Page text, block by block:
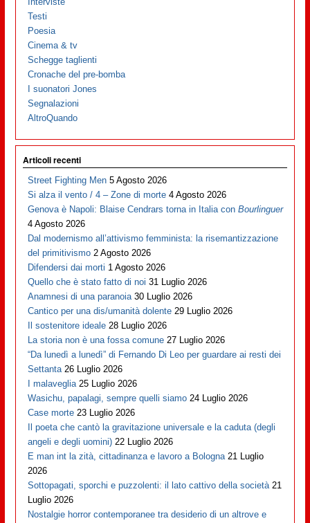
Testi
Poesia
Cinema & tv
Schegge taglienti
Cronache del pre-bomba
I suonatori Jones
Segnalazioni
AltroQuando
Articoli recenti
Street Fighting Men 5 Agosto 2026
Si alza il vento / 4 – Zone di morte 4 Agosto 2026
Genova è Napoli: Blaise Cendrars torna in Italia conBourlinguer
4 Agosto 2026
Dal modernismo all’attivismo femminista: la risemantizzazione
del primitivismo 2 Agosto 2026
Difendersi dai morti 1 Agosto 2026
Quello che è stato fatto di noi 31 Luglio 2026
Anamnesi di una paranoia 30 Luglio 2026
Cantico per una dis/umanità dolente 29 Luglio 2026
Il sostenitore ideale 28 Luglio 2026
La storia non è una fossa comune 27 Luglio 2026
“Da lunedì a lunedì” di Fernando Di Leo per guardare ai resti dei
Settanta 26 Luglio 2026
I malaveglia 25 Luglio 2026
Wasichu, papalagi, sempre quelli siamo 24 Luglio 2026
Case morte 23 Luglio 2026
Il poeta che cantò la gravitazione universale e la caduta (degli
angeli e degli uomini) 22 Luglio 2026
E man int la zità, cittadinanza e lavoro a Bologna 21 Luglio
2026
Sottopagati, sporchi e puzzolenti: il lato cattivo della società 21
Luglio 2026
Nostalgie horror contemporanee tra desiderio di un altrove e